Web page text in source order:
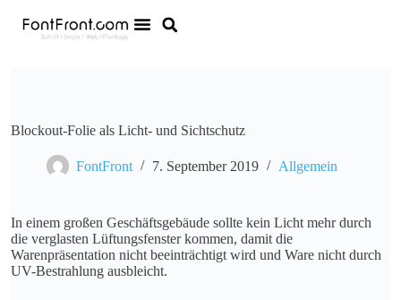
Blockout-Folie als Licht- und Sichtschutz
FontFront 7. September 2019 Allgemein
In einem großen Geschäftsgebäude sollte kein Licht mehr durch
die verglasten Lüftungsfenster kommen, damit die
Warenpräsentation nicht beeinträchtigt wird und Ware nicht durch
UV-Bestrahlung ausbleicht.